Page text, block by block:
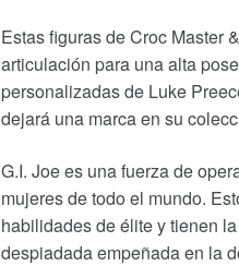
original
era:
€52.80.
actual
es:
Estas figuras de Croc Master
articulación para una alta
personalizadas de Luke
dejará una marca en su
G.I. Joe es una fuerza de
mujeres de todo el mundo.
habilidades de élite y tienen
despiadada empeñada en la